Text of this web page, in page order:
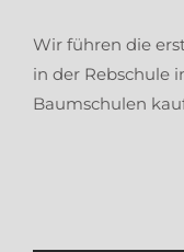
Wir führen die
in der Rebschule
Baumschulen